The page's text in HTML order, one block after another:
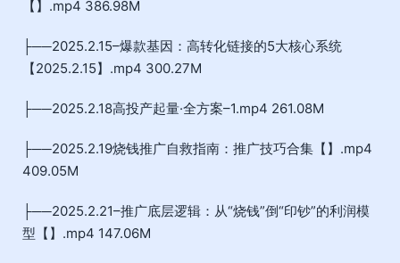
【】.mp4 386.98M
├──2025.2.15–爆款基因：高转化链接的5大核心系统
【2025.2.15】.mp4 300.27M
├──2025.2.18高投产起量·全方案–1.mp4 261.08M
├──2025.2.19烧钱推广自救指南：推广技巧合集【】.mp4
409.05M
├──2025.2.21–推广底层逻辑：从“烧钱”倒“印钞”的利润模
型【】.mp4 147.06M